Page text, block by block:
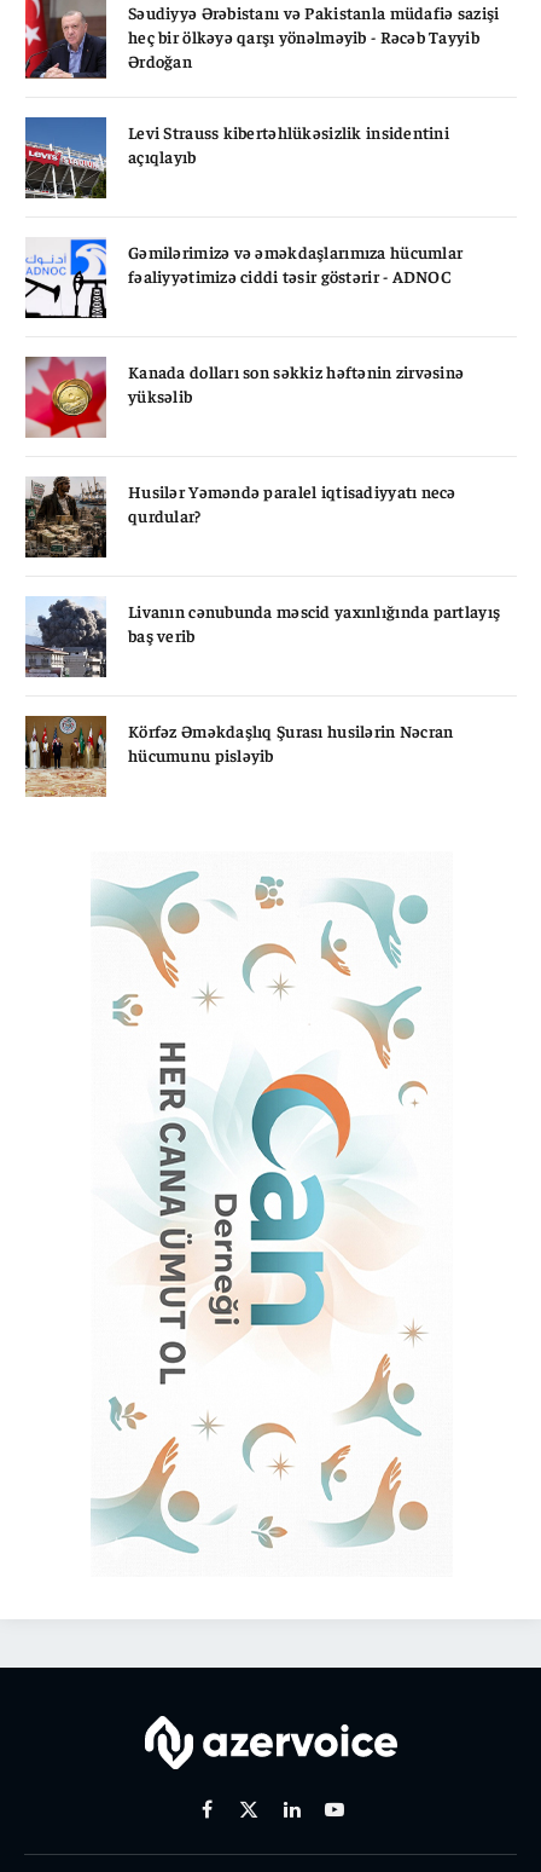
Səudiyyə Ərəbistanı və Pakistanla müdafiə sazişi
heç bir ölkəyə qarşı yönəlməyib - Rəcəb Tayyib
Ərdoğan
Levi Strauss kibertəhlükəsizlik insidentini
açıqlayıb
Gəmilərimizə və əməkdaşlarımıza hücumlar
fəaliyyətimizə ciddi təsir göstərir - ADNOC
Kanada dolları son səkkiz həftənin zirvəsinə
yüksəlib
Husilər Yəməndə paralel iqtisadiyyatı necə
qurdular?
Livanın cənubunda məscid yaxınlığında partlayış
baş verib
Körfəz Əməkdaşlıq Şurası husilərin Nəcran
hücumunu pisləyib
Facebook
X
LinkedinYoutube